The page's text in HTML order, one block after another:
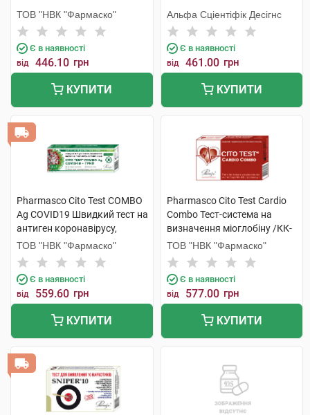
ТОВ "НВК "Фармаско"
Є в наявності
від 446.10 грн
КУПИТИ
Альфа Сціентіфік Десігнс
Є в наявності
від 461.00 грн
КУПИТИ
Pharmasco Cito Test COMBO
Ag COVID19 Швидкий тест на
антиген коронавірусу,
вірусів грипу А та В 1 шт
ТОВ "НВК "Фармаско"
Є в наявності
від 559.60 грн
КУПИТИ
Pharmasco Cito Test Cardio
Combo Тест-система на
визначення міоглобіну /КК-
МВ/тропоніну I 1 шт
ТОВ "НВК "Фармаско"
Є в наявності
від 577.00 грн
КУПИТИ